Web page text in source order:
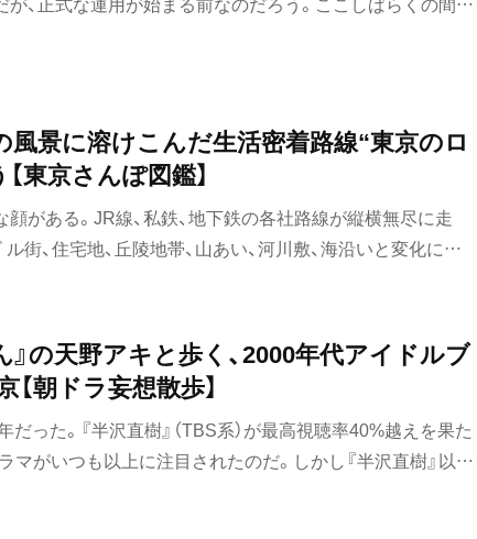
工事現場でよく見かけるシートよりも少し薄手の素材の
びいてサワサワと水面のように揺れ動いている。じっと眺
ら風の強弱や向きが変わる瞬間が見えてくる。この動く
の流れを可視化する装置としてとらえれば一種の環境芸術
風景に溶けこんだ生活密着路線“東京のロ
東京さんぽ図鑑】
がある。JR線、私鉄、地下鉄の各社路線が縦横無尽に走
街、住宅地、丘陵地帯、山あい、河川敷、海沿いと変化に富
るのが、通勤通学のラッシュだが、のんびりと住宅地の間
王井の頭線の中央・京王・小田急線をつないで渋谷に至る
気感が混ざり街のグラデーションを楽しめる。都電荒川線
えば、自動車と併走したりする下町アトラクションだ。東
ル、日中でも12分間隔で運転する西武多摩川線など、東京
多くある。
』の天野アキと歩く、2000年代アイドルブ
朝ドラ妄想散歩】
った。『半沢直樹』（TBS系）が最高視聴率40%越えを果た
マがいつも以上に注目されたのだ。しかし『半沢直樹』以上
ある。それが連続テレビ小説『あまちゃん』（NHK）だ。今